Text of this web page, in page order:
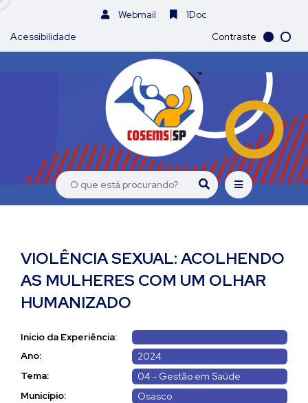
Webmail
1Doc
Acessibilidade
Contraste
VIOLÊNCIA SEXUAL: ACOLHENDO
AS MULHERES COM UM OLHAR
HUMANIZADO
Início da Experiência:
Ano:
2024
Tema:
04 - Gestão em Saúde
Município:
Osasco